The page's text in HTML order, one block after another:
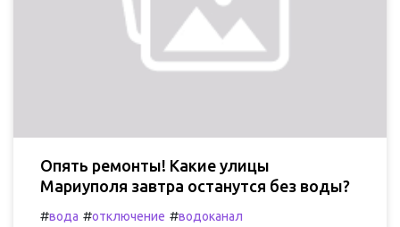
Опять ремонты! Какие улицы
Мариуполя завтра останутся без воды?
#вода #отключение #водоканал